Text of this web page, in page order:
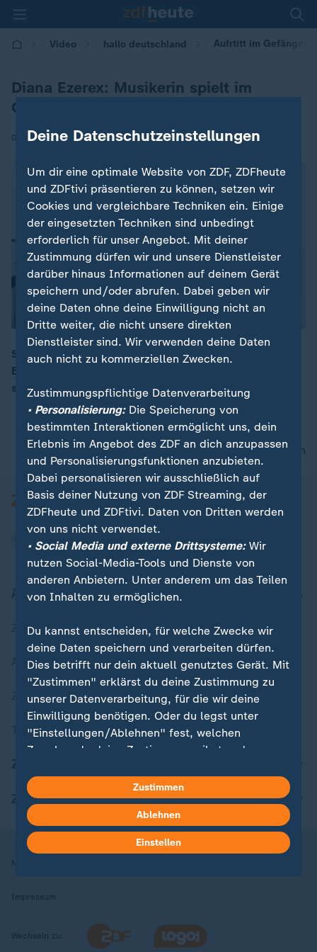
Video hallo deutschland Aufrtitt im Gefängnis:
Diana Ezerex: Musikerin spielt im
Gefängnis
04.04.2025 | 10:00
Seit acht Jahren tourt die 30-Jährige Musikerin Diana
Ezerex durch Gefängnisse in ganz Deutschland: Was
sie mit den Auftritten erreichen möchte.
nach oben
Aktuell bei ZDFheute
Zuletzt veröffentlicht
Aktuelle Sendungs-Videos
ZDFheute Stories
Themen im Überblick
ZDFheute Apps
Nutzungsbedingungen
Impressum
Wechseln zu:
Deine Datenschutzeinstellungen
Um dir eine optimale Website von ZDF, ZDFheute
und ZDFtivi präsentieren zu können, setzen wir
Cookies und vergleichbare Techniken ein. Einige
der eingesetzten Techniken sind unbedingt
erforderlich für unser Angebot. Mit deiner
Zustimmung dürfen wir und unsere Dienstleister
darüber hinaus Informationen auf deinem Gerät
speichern und/oder abrufen. Dabei geben wir
deine Daten ohne deine Einwilligung nicht an
Dritte weiter, die nicht unsere direkten
Dienstleister sind. Wir verwenden deine Daten
auch nicht zu kommerziellen Zwecken.
Zustimmungspflichtige Datenverarbeitung
• Personalisierung:Die Speicherung von
bestimmten Interaktionen ermöglicht uns, dein
Erlebnis im Angebot des ZDF an dich anzupassen
und Personalisierungsfunktionen anzubieten.
Dabei personalisieren wir ausschließlich auf
Basis deiner Nutzung von ZDF Streaming, der
ZDFheute und ZDFtivi. Daten von Dritten werden
von uns nicht verwendet.
• Social Media und externe Drittsysteme:Wir
nutzen Social-Media-Tools und Dienste von
anderen Anbietern. Unter anderem um das Teilen
von Inhalten zu ermöglichen.
Du kannst entscheiden, für welche Zwecke wir
deine Daten speichern und verarbeiten dürfen.
Dies betrifft nur dein aktuell genutztes Gerät. Mit
"Zustimmen" erklärst du deine Zustimmung zu
unserer Datenverarbeitung, für die wir deine
Einwilligung benötigen. Oder du legst unter
"Einstellungen/Ablehnen" fest, welchen
Zwecken du deine Zustimmung gibst und
kannst du jederzeit mit Wirkung für die Zukunft
in deinen Einstellungen widerrufen oder ändern.
Hier findest du das Impressum.
Weitere Informationen findest du in unserer
Zustimmen
Ablehnen
Einstellen